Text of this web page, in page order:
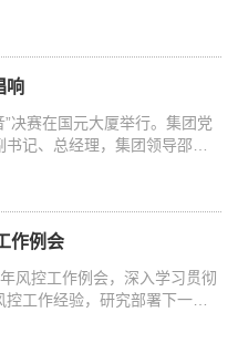
记黄晓武，集团党委书记、
书记、总经理，蚌埠市委常
长吴永彬，市政府秘书长刘
。黄晓武对国元金控集团一
。他指出，蚌埠是省委、省
和皖北地区中心城市。当前，
发展六大新兴主导产业和五大
心，东西拓展、拥河环湖、南
区”两中心、建设现代化幸福
越式发展，离不开有力的金
条、专业化、综合型金融控
望双方发挥各自优势，进一
产业发展、企业培育上市、
面开展全方位务实具体的合
委市政府将创造良好环境，全
快在蚌业务布局，促进政企
响
决赛在国元大厦举行。集团党
记、总经理，集团领导邵文
等为获奖选手和单位颁奖。
院等相关领导、专家担任评
掌声阵阵。在初赛脱颖而出
唱出好兆头》《直到世界尽
夫人》《飞云之下》《我和
美声、通俗等音乐风格相互
或饱含深情，或慷慨激昂，或
的视听盛宴，整个比赛场地
被气氛感染的评委专家上台
作例会
风控工作例会，深入学习贯彻
工作经验，研究部署下一步
总经理、财务总监朱秀玉出
志、各成员公司分管风控工